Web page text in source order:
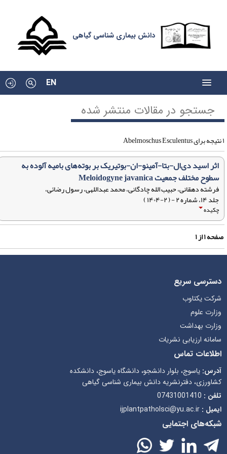
دانش بیماری شناسی گیاهی
EN
جستجو در مقالات منتشر شده
اثر اسید دی‌ال-‌بتا-آمینو-ان-بوتیریک بر بوته‌های بامیه آلوده به
سطوح مختلف جمعیت Meloidogyne javanica
فرشته دهقانی، حبیب الله چادگانی، محمد عبداللهی، رسول رضائی،
جلد ۱۴، شماره ۲ - ( ۲-۱۴۰۴ )
چکیده
۱از۱
دسترسی سریع
شرکت یکتاوب
وزارت علوم
وزارت بهداشت
سامانه ارزیابی نشریات
اطلاعات تماس
آدرس:یاسوج، بلوار دانشجو، دانشگاه یاسوج، دانشکده
کشاورزی، دفترنشریه دانش بیماری شناسی گیاهی
تلفن : 07431001410
ایمیل : ijplantpatholsci@yu.ac.ir
شبکه‌های اجتمایی